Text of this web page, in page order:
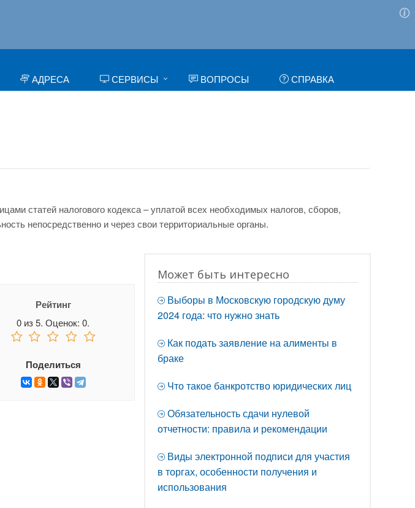
АДРЕСА СЕРВИСЫ ВОПРОСЫ СПРАВКА
статей налогового кодекса – уплатой всех необходимых налогов, сборов,
непосредственно и через свои территориальные органы.
Рейтинг
0 из5. Оценок:0.
Поделиться
Может быть интересно
Выборы в Московскую городскую думу
2024 года: что нужно знать
Как подать заявление на алименты в
браке
Что такое банкротство юридических лиц
Обязательность сдачи нулевой
отчетности: правила и рекомендации
Виды электронной подписи для участия
в торгах, особенности получения и
использования